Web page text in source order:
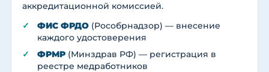
аккредитационной комиссией.
ФИС ФРДО (Рособрнадзор) — внесение
каждого удостоверения
ФРМР (Минздрав РФ) — регистрация в
реестре медработников